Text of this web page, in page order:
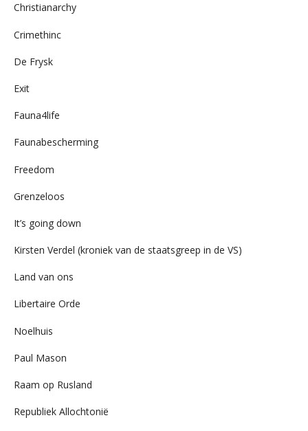
Christianarchy
Crimethinc
De Frysk
Exit
Fauna4life
Faunabescherming
Freedom
Grenzeloos
It’s going down
Kirsten Verdel (kroniek van de staatsgreep in de VS)
Land van ons
Libertaire Orde
Noelhuis
Paul Mason
Raam op Rusland
Republiek Allochtonië